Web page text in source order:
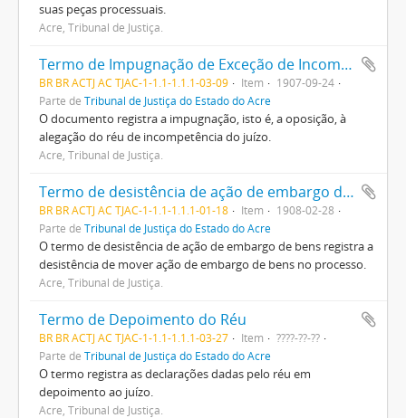
suas peças processuais.
Acre, Tribunal de Justiça.
Termo de Impugnação de Exceção de Incompetência de Juízo
BR BR ACTJ AC TJAC-1-1.1-1.1.1-03-09 Item
1907-09-24
Parte de Tribunal de Justiça do Estado do Acre
O documento registra a impugnação, isto é, a oposição, à
alegação do réu de incompetência do juízo.
Acre, Tribunal de Justiça.
Termo de desistência de ação de embargo de bens
BR BR ACTJ AC TJAC-1-1.1-1.1.1-01-18 Item
1908-02-28
Parte de Tribunal de Justiça do Estado do Acre
O termo de desistência de ação de embargo de bens registra a
desistência de mover ação de embargo de bens no processo.
Acre, Tribunal de Justiça.
Termo de Depoimento do Réu
BR BR ACTJ AC TJAC-1-1.1-1.1.1-03-27 Item
????-??-??
Parte de Tribunal de Justiça do Estado do Acre
O termo registra as declarações dadas pelo réu em
depoimento ao juízo.
Acre, Tribunal de Justiça.